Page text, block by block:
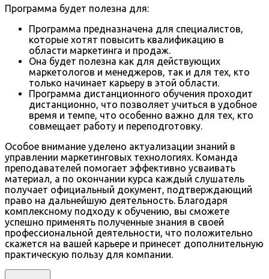
Программа будет полезна для:
Программа предназначена для специалистов,
которые хотят повысить квалификацию в
области маркетинга и продаж.
Она будет полезна как для действующих
маркетологов и менеджеров, так и для тех, кто
только начинает карьеру в этой области.
Программа дистанционного обучения проходит
дистанционно, что позволяет учиться в удобное
время и темпе, что особенно важно для тех, кто
совмещает работу и переподготовку.
Особое внимание уделено актуализации знаний в
управлении маркетинговых технологиях. Команда
преподавателей помогает эффективно усваивать
материал, а по окончании курса каждый слушатель
получает официальный документ, подтверждающий
право на дальнейшую деятельность. Благодаря
комплексному подходу к обучению, вы сможете
успешно применять полученные знания в своей
профессиональной деятельности, что положительно
скажется на вашей карьере и принесет дополнительную
практическую пользу для компании.